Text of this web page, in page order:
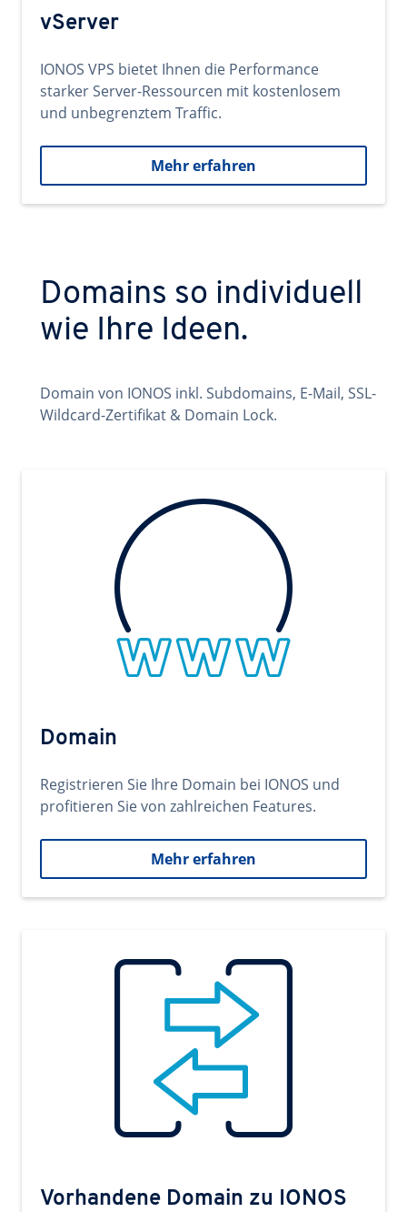
vServer
IONOS VPS bietet Ihnen die Performance
starker Server-Ressourcen mit kostenlosem
und unbegrenztem Traffic.
Mehr erfahren
Domains so individuell
wie Ihre Ideen.
Domain von IONOS inkl. Subdomains, E-Mail, SSL-
Wildcard-Zertifikat & Domain Lock.
Domain
Registrieren Sie Ihre Domain bei IONOS und
profitieren Sie von zahlreichen Features.
Mehr erfahren
Vorhandene Domain zu IONOS